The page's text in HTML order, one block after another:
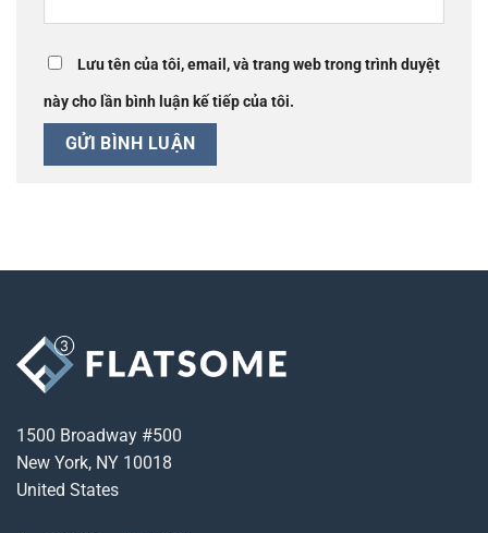
Lưu tên của tôi, email, và trang web trong trình duyệt
này cho lần bình luận kế tiếp của tôi.
1500 Broadway #500
New York, NY 10018
United States